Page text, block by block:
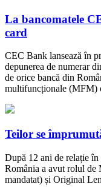
La bancomatele
card
CEC Bank lansează în
depunerea de numerar
de orice bancă din
multifuncționale (MFM)
Teilor se
După 12 ani de relație
România a avut rolul de
mandatat) și Original